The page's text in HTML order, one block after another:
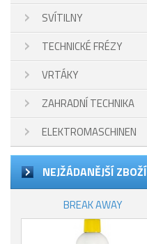
SVÍTILNY
TECHNICKÉ FRÉZY
VRTÁKY
ZAHRADNÍ TECHNIKA
ELEKTROMASCHINEN
NEJŽÁDANĚJŠÍ ZBOŽÍ
BREAK AWAY